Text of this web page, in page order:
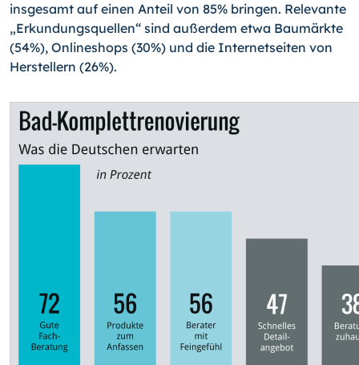
insgesamt auf einen Anteil von 85% bringen. Relevante
„Erkundungsquellen“ sind außerdem etwa Baumärkte
(54%), Onlineshops (30%) und die Internetseiten von
Herstellern (26%).